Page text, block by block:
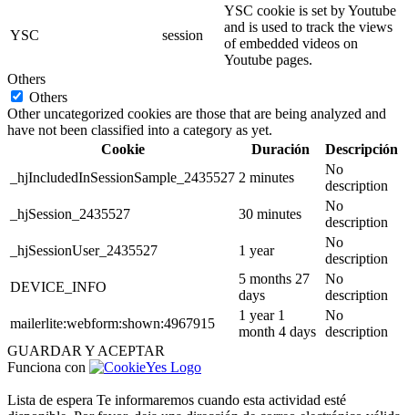
YSC session
YSC cookie is set by Youtube
and is used to track the views
of embedded videos on
Youtube pages.
Others
Others
Other uncategorized cookies are those that are being analyzed and
have not been classified into a category as yet.
Cookie
Duración
Descripción
_hjIncludedInSessionSample_2435527 2 minutes
No
description
_hjSession_2435527
30 minutes
No
description
_hjSessionUser_2435527
1 year
No
description
DEVICE_INFO
5 months 27
days
No
description
mailerlite:webform:shown:4967915
1 year 1
month 4 days
No
description
GUARDAR Y ACEPTAR
Funciona con
Lista de espera Te informaremos cuando esta actividad esté